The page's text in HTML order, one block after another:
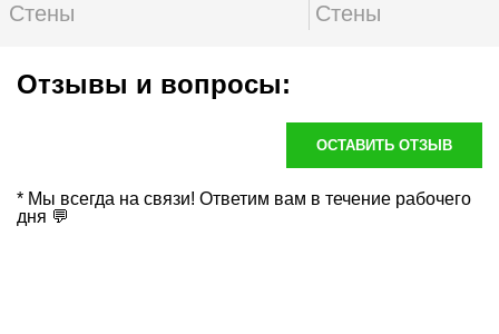
Стены
Стены
Отзывы и вопросы:
ОСТАВИТЬ ОТЗЫВ
* Мы всегда на связи! Ответим вам в течение рабочего
дня 💬